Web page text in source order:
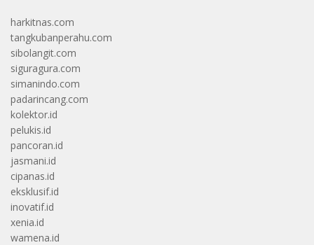
harkitnas.com
tangkubanperahu.com
sibolangit.com
siguragura.com
simanindo.com
padarincang.com
kolektor.id
pelukis.id
pancoran.id
jasmani.id
cipanas.id
eksklusif.id
inovatif.id
xenia.id
wamena.id